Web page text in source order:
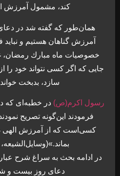
كند،‌ مشمول آمرزش
همان‌طور که گفته شد در دعای
آمرزش گناهان هستيم و
خصوصيات ماه مبارك رمضان،
جايی كه اگر كسی نتواند خود را
سازد، بدبخت
رسول اكرم(ص) در خطبه‌ای كه
فرمودند اين‌گونه تصريح
كسی‌است كه از آمرزش الهی
بماند.»(وسايل‌الشيعه، ج 10، ص
در ادامه بحث به سراغ شرح
دعای روز بيست و